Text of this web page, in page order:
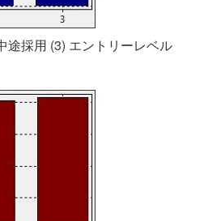
途採用 (3) エントリーレベル